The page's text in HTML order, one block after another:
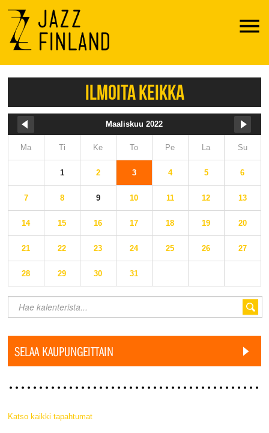
Menu
ILMOITA KEIKKA
Maaliskuu 2022
Ma Ti Ke To Pe La Su
1 2 3 4 5 6
7 8 9 10 11 12 13
14 15 16 17 18 19 20
21 22 23 24 25 26 27
28 29 30 31
SELAA KAUPUNGEITTAIN
Katso kaikki tapahtumat